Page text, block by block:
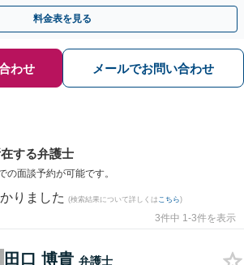
ので安心してご相談ください。
料金表を見る
わせ メールでお問い合わせ
する弁護士
の面談予約が可能です。
りました (検索結果について詳しくは こちら)
3件中 1-3件を表示
田口 博貴 弁護士